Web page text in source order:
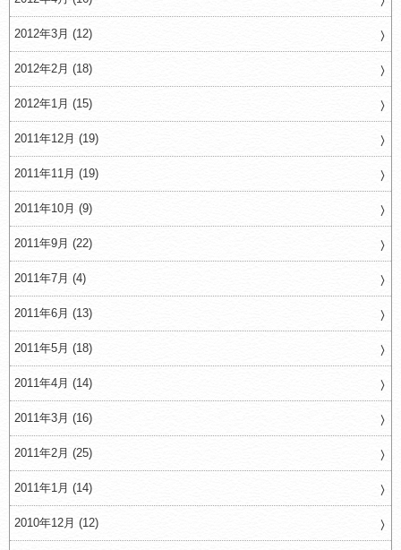
2012年3月 (12)
2012年2月 (18)
2012年1月 (15)
2011年12月 (19)
2011年11月 (19)
2011年10月 (9)
2011年9月 (22)
2011年7月 (4)
2011年6月 (13)
2011年5月 (18)
2011年4月 (14)
2011年3月 (16)
2011年2月 (25)
2011年1月 (14)
2010年12月 (12)